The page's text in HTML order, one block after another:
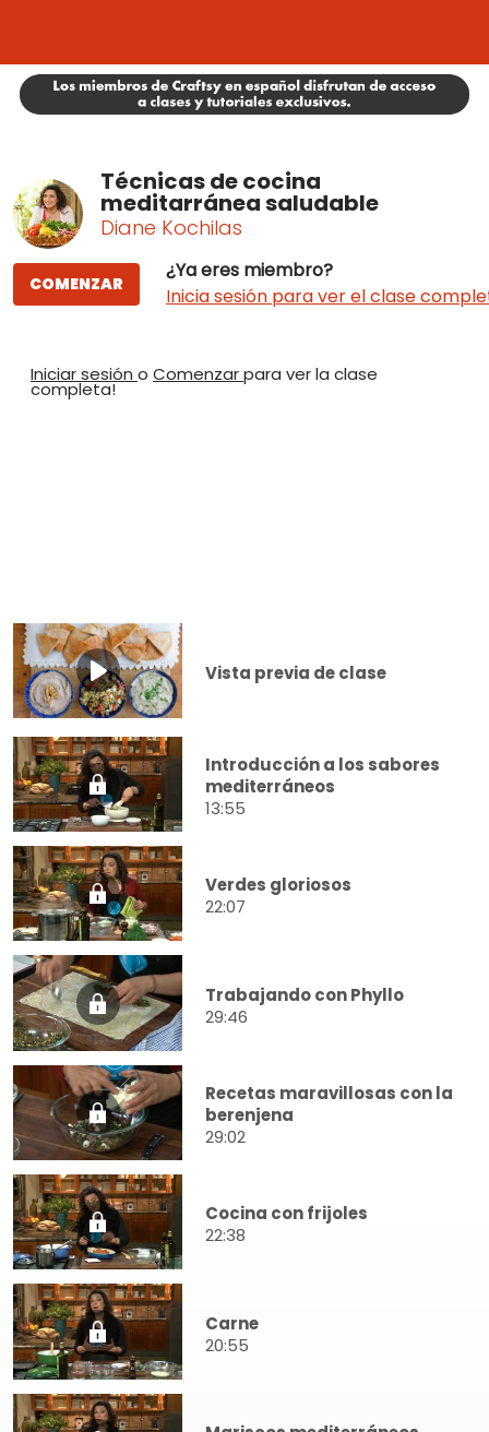
Técnicas de cocina
meditarránea saludable
Diane Kochilas
¿Ya eres miembro?
Inicia sesión para ver el clase
COMENZAR
Iniciar sesión o Comenzarpara ver la clase
completa!
Vista previa de clase
Introducción a los sabores
mediterráneos
13:55
Verdes gloriosos
22:07
Trabajando con Phyllo
29:46
Recetas maravillosas con la
berenjena
29:02
Cocina con frijoles
22:38
Carne
20:55